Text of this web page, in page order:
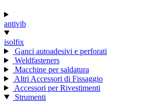
antivib
isolfix
Ganci autoadesivi e perforati
Weldfasteners
Macchine per saldatura
Altri Accessori di Fissaggio
Accessori per Rivestimenti
Strumenti